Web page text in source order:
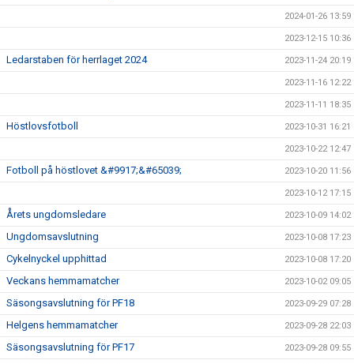
2024-01-26 13:59
2023-12-15 10:36
Ledarstaben för herrlaget 2024 2023-11-24 20:19
2023-11-16 12:22
2023-11-11 18:35
Höstlovsfotboll 2023-10-31 16:21
2023-10-22 12:47
Fotboll på höstlovet &#9917;&#65039; 2023-10-20 11:56
2023-10-12 17:15
Årets ungdomsledare 2023-10-09 14:02
Ungdomsavslutning 2023-10-08 17:23
Cykelnyckel upphittad 2023-10-08 17:20
Veckans hemmamatcher 2023-10-02 09:05
Säsongsavslutning för PF18 2023-09-29 07:28
Helgens hemmamatcher 2023-09-28 22:03
Säsongsavslutning för PF17 2023-09-28 09:55